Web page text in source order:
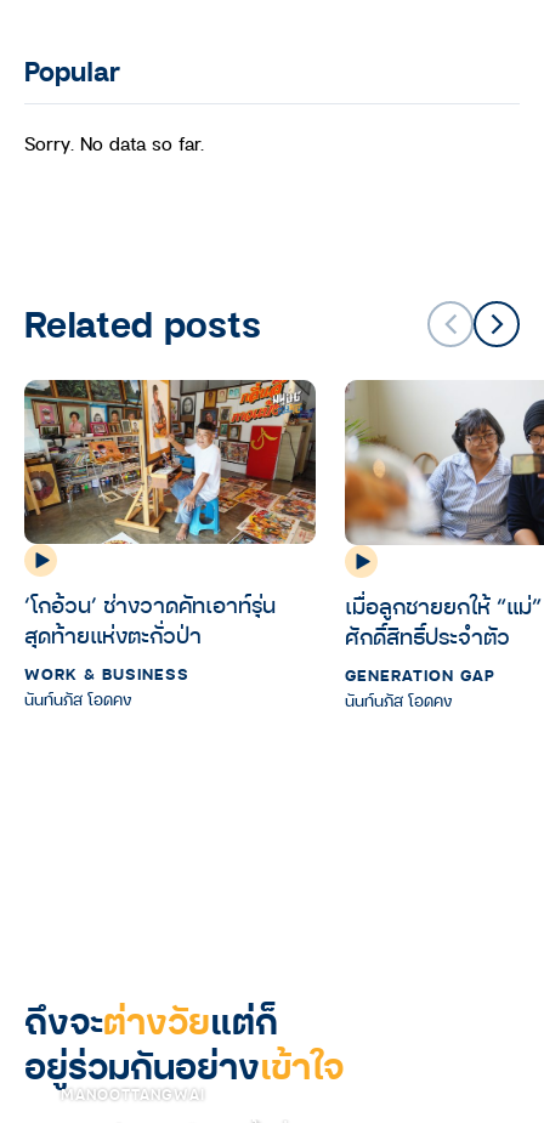
Popular
Sorry. No data so far.
Related posts
‘โกอ้วน’ ช่างวาดคัทเอาท์รุ่น
สุดท้ายแห่งตะกั่วป่า
WORK & BUSINESS
นันท์นภัส โอดคง
เมื่อลูกชายยกให้ “แม่
ศักดิ์สิทธิ์ประจำตัว
GENERATION GAP
นันท์นภัส โอดคง
ถึงจะต่างวัยแต่ก็
อยู่ร่วมกันอย่างเข้าใจ
MANOOTTANGWAI